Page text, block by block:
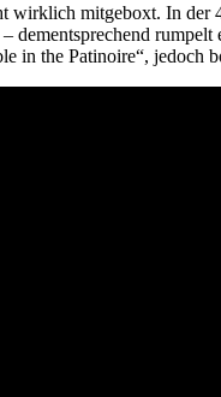
wirklich mitgeboxt. In
dementsprechend
in the Patinoire“,